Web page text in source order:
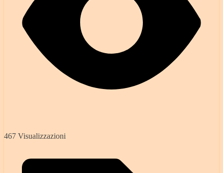
467 Visualizzazioni